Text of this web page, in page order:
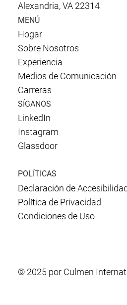
Alexandria, VA 22314
MENÚ
Hogar
Sobre Nosotros
Experiencia
Medios de Comunicación
Carreras
SÍGANOS
LinkedIn
Instagram
Glassdoor
POLÍTICAS
Declaración de
Política de Privacidad
Condiciones de Uso
© 2025 por Culmen